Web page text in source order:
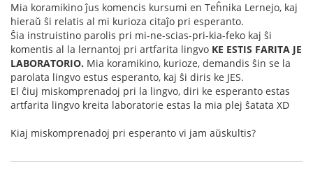
Mia koramikino ĵus komencis kursumi en Teĥnika Lernejo, kaj
hieraŭ ŝi relatis al mi kurioza citaĵo pri esperanto.
Ŝia instruistino parolis pri mi-ne-scias-pri-kia-feko kaj ŝi
komentis al la lernantoj pri artfarita lingvo KE ESTIS FARITA JE
LABORATORIO. Mia koramikino, kurioze, demandis ŝin se la
parolata lingvo estus esperanto, kaj ŝi diris ke JES.
El ĉiuj miskomprenadoj pri la lingvo, diri ke esperanto estas
artfarita lingvo kreita laboratorie estas la mia plej ŝatata XD
Kiaj miskomprenadoj pri esperanto vi jam aŭskultis?